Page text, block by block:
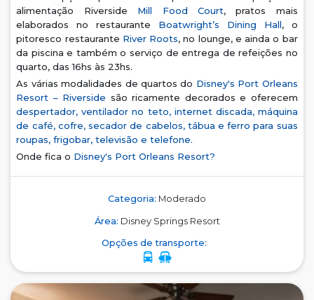
alimentação Riverside Mill Food Court, pratos mais
elaborados no restaurante Boatwright’s Dining Hall, o
pitoresco restaurante River Roots, no lounge, e ainda o bar
da piscina e também o serviço de entrega de refeições no
quarto, das 16hs às 23hs.
As várias modalidades de quartos do Disney's Port Orleans
Resort – Riverside são ricamente decorados e oferecem
despertador, ventilador no teto, internet discada, máquina
de café, cofre, secador de cabelos, tábua e ferro para suas
roupas, frigobar, televisão e telefone.
Onde fica o Disney's Port Orleans Resort?
Categoria: Moderado
Área: Disney Springs Resort
Opções de transporte: